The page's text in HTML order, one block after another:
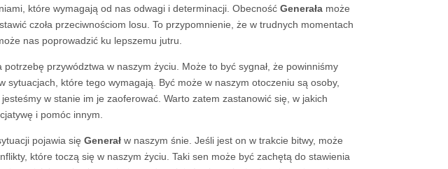
które wymagają od nas odwagi i determinacji. Obecność Generałamoże
czoła przeciwnościom losu. To przypomnienie, że w trudnych momentach
nas poprowadzić ku lepszemu jutru.
przywództwa w naszym życiu. Może to być sygnał, że powinniśmy
sytuacjach, które tego wymagają. Być może w naszym otoczeniu są osoby,
w stanie im je zaoferować. Warto zatem zastanowić się, w jakich
i pomóc innym.
pojawia się Generałw naszym śnie. Jeśli jest on w trakcie bitwy, może
które toczą się w naszym życiu. Taki sen może być zachętą do stawienia